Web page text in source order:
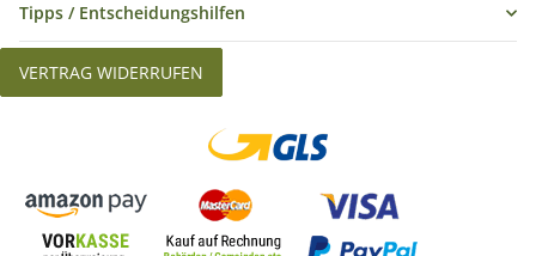
Tipps / Entscheidungshilfen
VERTRAG WIDERRUFEN